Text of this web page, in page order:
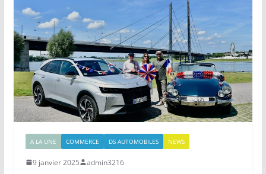
A LA UNE COMMERCE DS AUTOMOBILES NEWS
9 janvier 2025 admin3216